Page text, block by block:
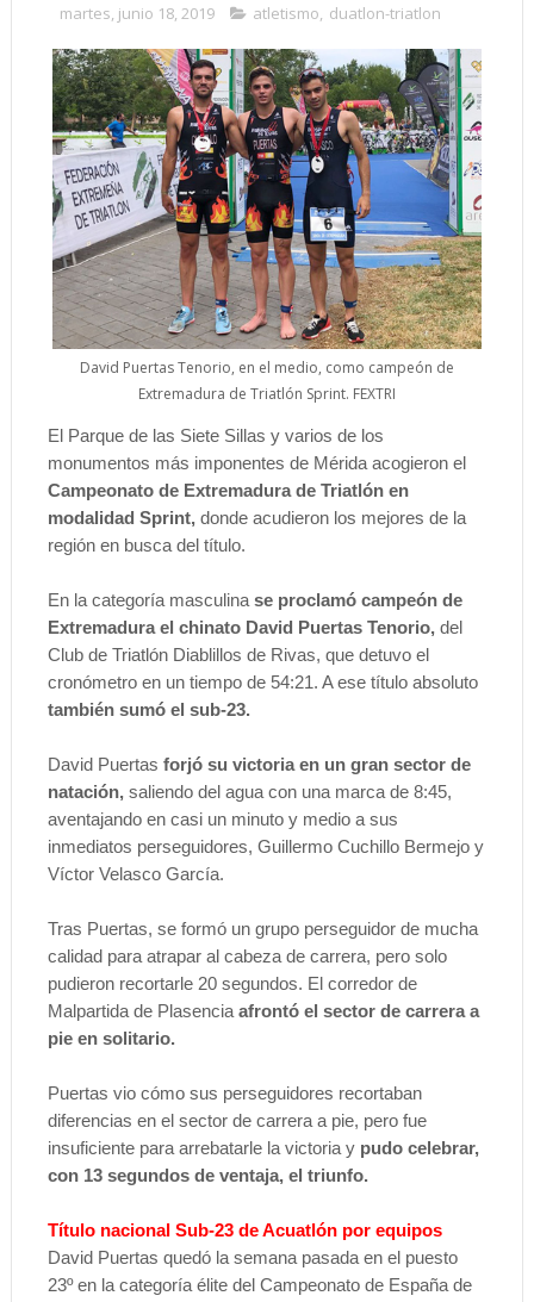
martes, junio 18, 2019 atletismo, duatlon-triatlon
David Puertas Tenorio, en el medio, como campeón de
Extremadura de Triatlón Sprint. FEXTRI
El Parque de las Siete Sillas y varios de los
monumentos más imponentes de Mérida acogieron el
Campeonato de Extremadura de Triatlón en
modalidad Sprint, donde acudieron los mejores de la
región en busca del título.
En la categoría masculina se proclamó campeón de
Extremadura el chinato David Puertas Tenorio,del
Club de Triatlón Diablillos de Rivas, que detuvo el
cronómetro en un tiempo de 54:21. A ese título absoluto
también sumó el sub-23.
David Puertas forjó su victoria en un gran sector de
natación,saliendo del agua con una marca de 8:45,
aventajando en casi un minuto y medio a sus
inmediatos perseguidores, Guillermo Cuchillo Bermejo y
Víctor Velasco García.
Tras Puertas, se formó un grupo perseguidor de mucha
calidad para atrapar al cabeza de carrera, pero solo
pudieron recortarle 20 segundos. El corredor de
Malpartida de Plasencia afrontó el sector de carrera a
pie en solitario.
Puertas vio cómo sus perseguidores recortaban
diferencias en el sector de carrera a pie, pero fue
insuficiente para arrebatarle la victoria y pudo celebrar,
con 13 segundos de ventaja, el triunfo.
Título nacional Sub-23 de Acuatlón por equipos
David Puertas quedó la semana pasada en el puesto
23º en la categoría élite del Campeonato de España de